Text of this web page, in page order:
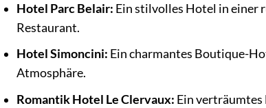
Hotel Parc Belair: Ein stilvolles Hotel in einer
Restaurant.
Hotel Simoncini: Ein charmantes Boutique-
Atmosphäre.
Romantik Hotel Le Clervaux: Ein verträumtes